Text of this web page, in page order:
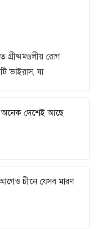
গ্রীষ্মমণ্ডলীয় রোগ
ভাইরাস, যা
অনেক দেশেই আছে
চীনে যেসব মারণ